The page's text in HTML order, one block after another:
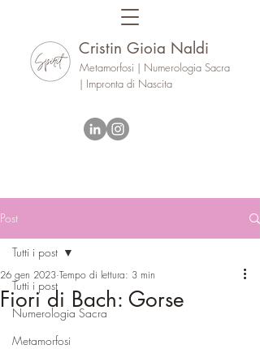
Cristin Gioia Naldi
Metamorfosi | Numerologia Sacra
| Impronta di Nascita
Post
Tutti i post
Numerologia Sacra
Metamorfosi
Tutti i post
Fiori di Bach: Gorse
26 gen 2023 Tempo di lettura: 3 min